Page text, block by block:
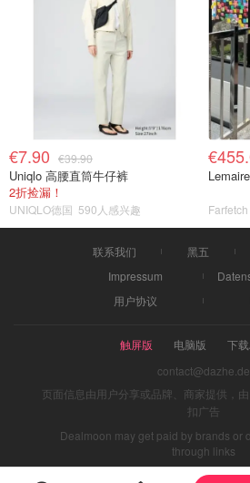
€7.90 €39.90
Uniqlo 高腰直筒牛仔裤
2折捡漏！
UNIQLO德国 590人感兴趣 Farfetch
联系我们 黑五
Impressum
用户协议
触屏版 电脑版
下
contact@dazhe.de
页面信息由用户分享或品牌、商家提供，
扣广告
Dealmoon may get paid by brands or
through links